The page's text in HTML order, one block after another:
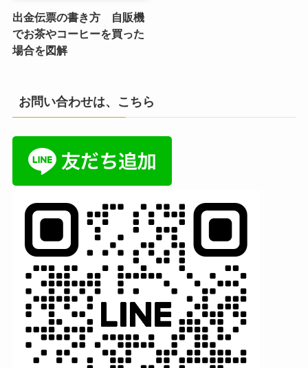
出金伝票の書き方 自販機
でお茶やコーヒーを買った
場合を図解
お問い合わせは、こちら